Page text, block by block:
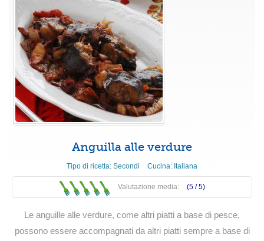
Anguilla alle verdure
Tipo di ricetta: Secondi Cucina: Italiana
Valutazione media: (5 /5)
Le anguille alle verdure, come altri piatti a base di pesce,
possono essere accompagnati da altri piatti sempre a base di